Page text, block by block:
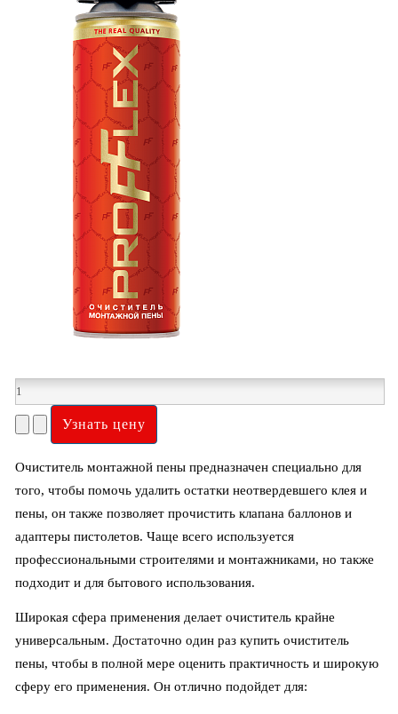
Очиститель монтажной пены предназначен специально для
того, чтобы помочь удалить остатки неотвердевшего клея и
пены, он также позволяет прочистить клапана баллонов и
адаптеры пистолетов. Чаще всего используется
профессиональными строителями и монтажниками, но также
подходит и для бытового использования.
Широкая сфера применения делает очиститель крайне
универсальным. Достаточно один раз купить очиститель
пены, чтобы в полной мере оценить практичность и широкую
сферу его применения. Он отлично подойдет для: